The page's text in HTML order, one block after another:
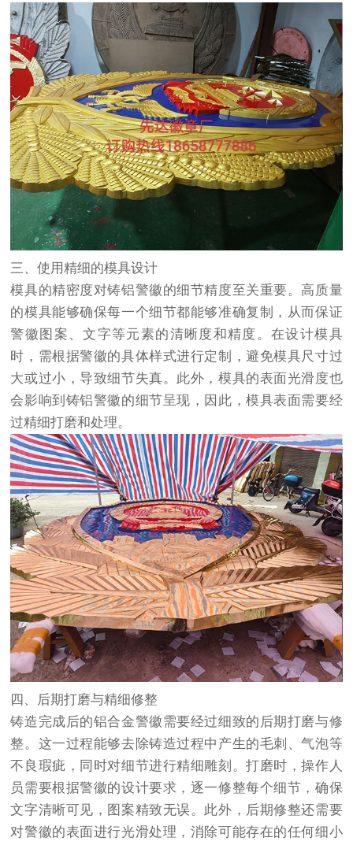
三、使用精细的模具设计
模具的精密度对铸铝警徽的细节精度至关重要。高质量
的模具能够确保每一个细节都能够准确复制，从而保证
警徽图案、文字等元素的清晰度和精度。在设计模具
时，需根据警徽的具体样式进行定制，避免模具尺寸过
大或过小，导致细节失真。此外，模具的表面光滑度也
会影响到铸铝警徽的细节呈现，因此，模具表面需要经
过精细打磨和处理。
四、后期打磨与精细修整
铸造完成后的铝合金警徽需要经过细致的后期打磨与修
整。这一过程能够去除铸造过程中产生的毛刺、气泡等
不良瑕疵，同时对细节进行精细雕刻。打磨时，操作人
员需要根据警徽的设计要求，逐一修整每个细节，确保
文字清晰可见，图案精致无误。此外，后期修整还需要
对警徽的表面进行光滑处理，消除可能存在的任何细小